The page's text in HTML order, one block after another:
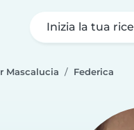
Inizia la tua
Mascalucia Federica